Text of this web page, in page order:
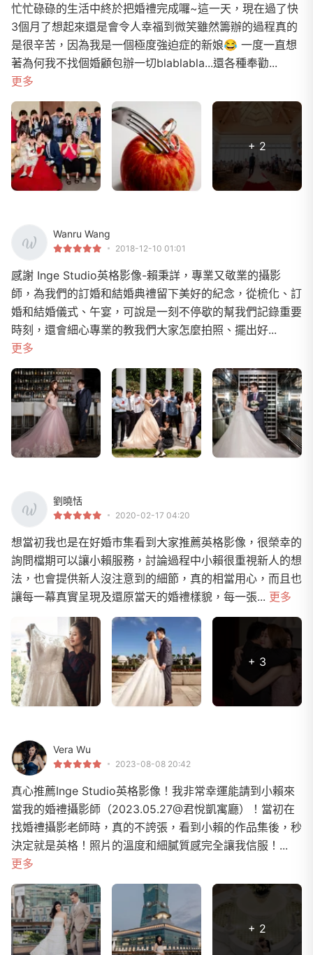
忙忙碌碌的生活中終於把婚禮完成囉~這一天，現在過了快
3個月了想起來還是會令人幸福到微笑雖然籌辦的過程真的
是很辛苦，因為我是一個極度強迫症的新娘😂 一度一直想
著為何我不找個婚顧包辦一切blablabla...還各種奉勸...
更多
+ 2
Wanru Wang
2018-12-10 01:01
感謝 Inge Studio英格影像-賴秉詳，專業又敬業的攝影
師，為我們的訂婚和結婚典禮留下美好的紀念，從梳化、訂
婚和結婚儀式、午宴，可說是一刻不停歇的幫我們記錄重要
時刻，還會細心專業的教我們大家怎麼拍照、擺出好...
更多
劉曉恬
2020-02-17 04:20
想當初我也是在好婚市集看到大家推薦英格影像，很榮幸的
詢問檔期可以讓小賴服務，討論過程中小賴很重視新人的想
法，也會提供新人沒注意到的細節，真的相當用心，而且也
讓每一幕真實呈現及還原當天的婚禮樣貌，每一張... 更多
+ 3
Vera Wu
2023-08-08 20:42
真心推薦Inge Studio英格影像！我非常幸運能請到小賴來
當我的婚禮攝影師（2023.05.27@君悅凱寓廳）！當初在
找婚禮攝影老師時，真的不誇張，看到小賴的作品集後，秒
決定就是英格！照片的溫度和細膩質感完全讓我信服！...
更多
+ 2